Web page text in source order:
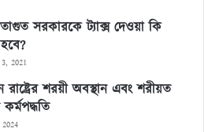
সরকারকে ট্যাক্স দেওয়া কি
2021
রাষ্ট্রের শরয়ী অবস্থান এবং শরীয়ত
কর্মপদ্ধতি